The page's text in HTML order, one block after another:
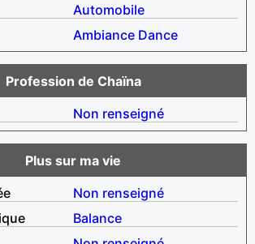
Automobile
Ambiance Dance
Profession de Chaïna
Non renseigné
Plus sur ma vie
Non renseigné
Balance